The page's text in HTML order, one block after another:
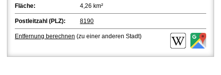
Fläche:
4,26 km²
Postleitzahl (PLZ): 8190
Entfernung berechnen (zu einer anderen Stadt)